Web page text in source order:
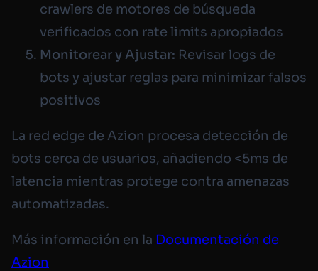
crawlers de motores de búsqueda
verificados con rate limits apropiados
Monitorear y Ajustar: Revisar logs de
bots y ajustar reglas para minimizar falsos
positivos
La red edge de Azion procesa detección de
bots cerca de usuarios, añadiendo <5ms de
latencia mientras protege contra amenazas
automatizadas.
Más información en la Documentación de
Azion